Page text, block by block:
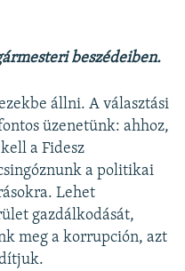
beszédeiben.
állni. A választási
üzenetünk: ahhoz,
a Fidesz
a politikai
Lehet
gazdálkodását,
meg a korrupción, azt